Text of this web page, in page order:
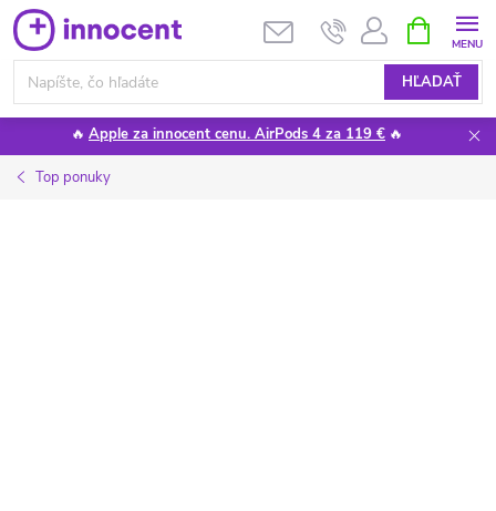
Prejsť
na
obsah
HĽADAŤ
KOŠÍK
🔥 Apple za innocent cenu. AirPods 4 za 119 € 🔥
Top ponuky